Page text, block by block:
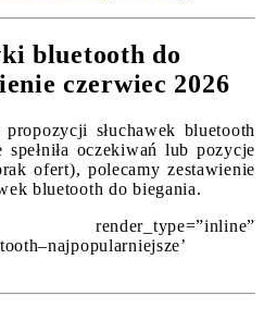
bluetooth do
czerwiec 2026
słuchawek bluetooth
oczekiwań lub pozycje
ofert), polecamy zestawienie
bluetooth do biegania.